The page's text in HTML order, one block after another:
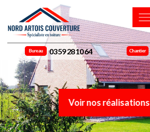
Bureau 03 59 28 10 64 Chantier
Voir nos réalisations